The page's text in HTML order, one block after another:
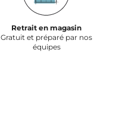
Retrait en magasin
Gratuit et préparé par nos
équipes